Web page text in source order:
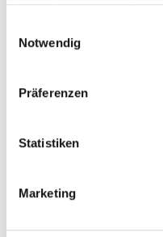
Cookies, wenn Sie
Notwendig
Präferenzen
Statistiken
Marketing